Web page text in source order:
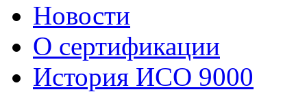
Новости
О сертификации
История ИСО 9000